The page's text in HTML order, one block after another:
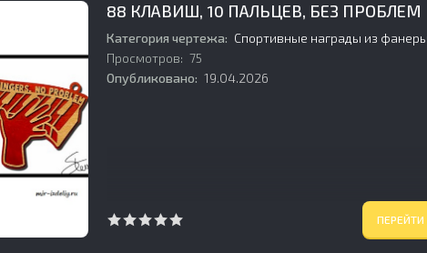
88 КЛАВИШ, 10 ПАЛЬЦЕВ, БЕЗ ПРОБЛЕМ
Категория чертежа: Спортивные награды из фанеры
Просмотров: 75
Опубликовано: 19.04.2026